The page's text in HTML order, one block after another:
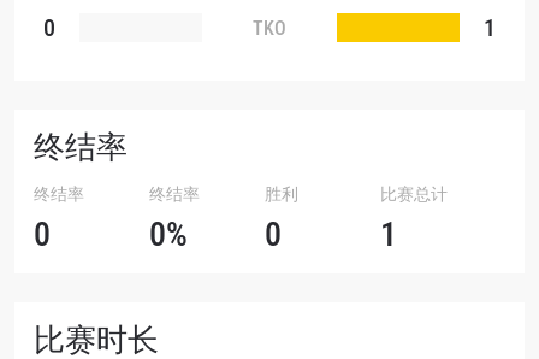
0 TKO 1
终结率
终结率
0
终结率
0%
胜利
0
比赛总计
1
比赛时长
的隐私政策，我们将收集、使用和披露您的信息。